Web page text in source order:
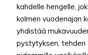
kahdelle hengelle,
kolmen vuodenajan
yhdistää
pystytyksen, tehden